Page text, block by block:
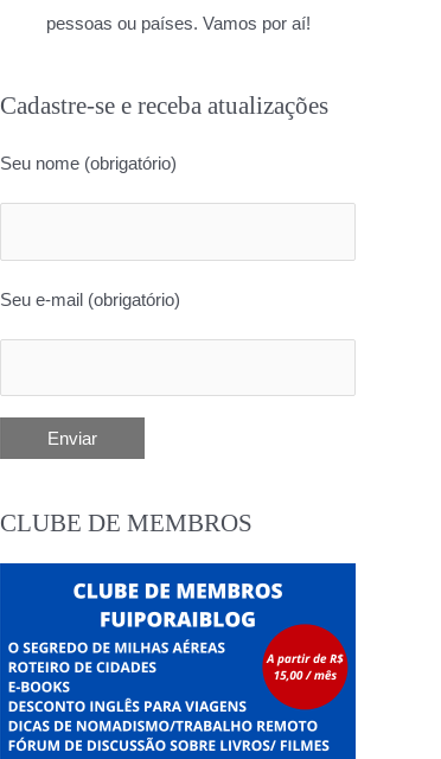
pessoas ou países. Vamos por aí!
Cadastre-se e receba atualizações
Seu nome (obrigatório)
Seu e-mail (obrigatório)
CLUBE DE MEMBROS